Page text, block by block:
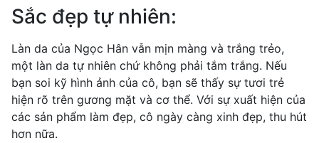
Sắc đẹp tự nhiên:
Làn da của Ngọc Hân vẫn mịn màng và trắng trẻo,
một làn da tự nhiên chứ không phải tắm trắng. Nếu
bạn soi kỹ hình ảnh của cô, bạn sẽ thấy sự tươi trẻ
hiện rõ trên gương mặt và cơ thể. Với sự xuất hiện của
các sản phẩm làm đẹp, cô ngày càng xinh đẹp, thu hút
hơn nữa.